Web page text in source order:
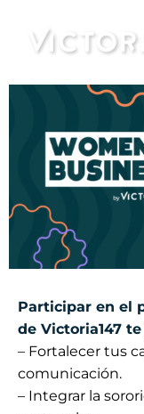
Saltar
Participar en el
de Victoria147
– Fortalecer tus
comunicación.
– Integrar la